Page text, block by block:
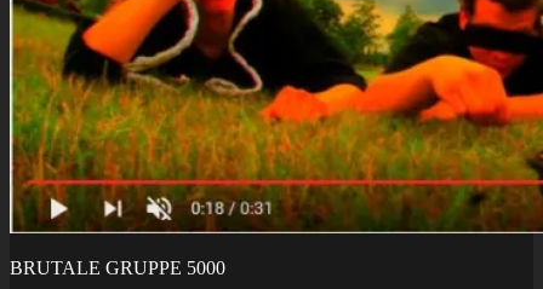
BRUTALE GRUPPE 5000